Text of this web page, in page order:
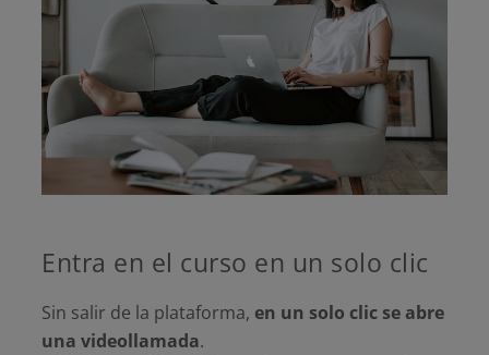
Entra en el curso en un solo clic
Sin salir de la plataforma, en un solo clic se abre
una videollamada.